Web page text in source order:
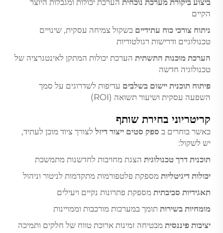
הקיים
ניתוח צורכי כוח עתידיים בשקול צמיחה עסקית, שינויים
טכנולוגיים ודרישות רגולטוריות
הערכת מוכנות התשתית הערכת יכולות המתקן לאינטגרציה של
טכנולוגיה חדשה
פיתוח תוכנית יישום בשלבים עדיפות לשדרוגים על סמך
השפעה עסקית ושיעור תשואה (ROI)
קריטריוני בחירת שותף
כאשר בוחרים ב ספק סטים ייצור דיזל לצורך ציוד מוכן לעתיד,
יש לשקול:
תוכנית דרך טכנולוגית הצגת מחויבות לחדשנות מתמשכת
יכולות דיגיטליות מספקת פלטפורמות מתקדמות לניטור וניהול
תאגידיות סביבתית מספקת פתרונות נקיים ויעילים
מומחיות בשירות תומך במערכות מורכבות וממויינות
יציבות פיננסית מבטיחה זמינות ארוכת טווח של חלקים ותמיכה